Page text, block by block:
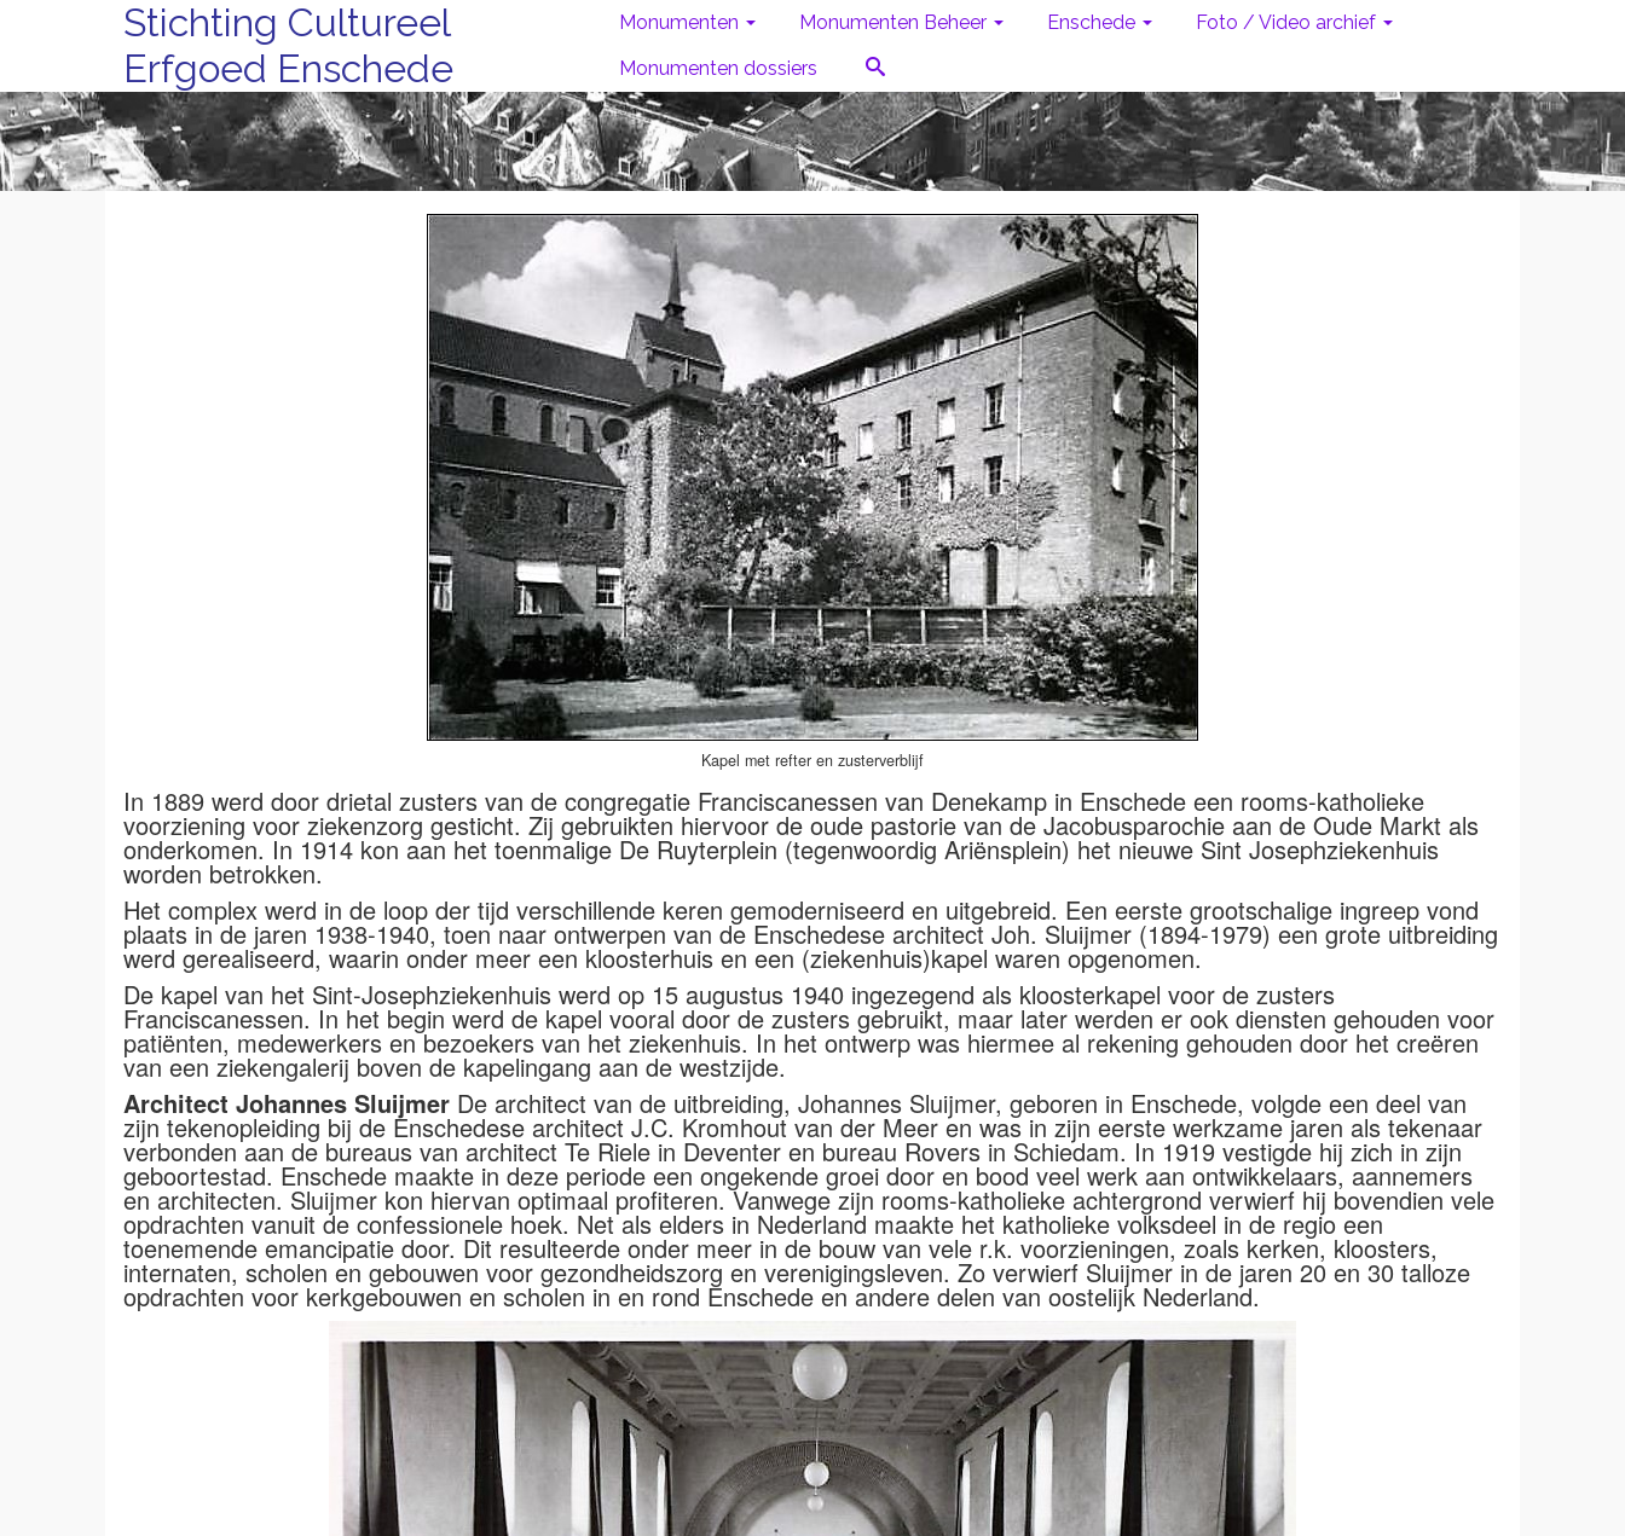
Stichting Cultureel
Erfgoed Enschede
Monumenten Monumenten Beheer Enschede
Foto / Video archief
Monumenten dossiers
Kapel met refter en zusterverblijf
In 1889 werd door drietal zusters van de congregatie Franciscanessen van Denekamp in Enschede een rooms-katholieke
voorziening voor ziekenzorg gesticht. Zij gebruikten hiervoor de oude pastorie van de Jacobusparochie aan de Oude Markt als
onderkomen. In 1914 kon aan het toenmalige De Ruyterplein (tegenwoordig Ariënsplein) het nieuwe Sint Josephziekenhuis
worden betrokken.
Het complex werd in de loop der tijd verschillende keren gemoderniseerd en uitgebreid. Een eerste grootschalige ingreep vond
plaats in de jaren 1938-1940, toen naar ontwerpen van de Enschedese architect Joh. Sluijmer (1894-1979) een grote uitbreiding
werd gerealiseerd, waarin onder meer een kloosterhuis en een (ziekenhuis)kapel waren opgenomen.
De kapel van het Sint-Josephziekenhuis werd op 15 augustus 1940 ingezegend als kloosterkapel voor de zusters
Franciscanessen. In het begin werd de kapel vooral door de zusters gebruikt, maar later werden er ook diensten gehouden voor
patiënten, medewerkers en bezoekers van het ziekenhuis. In het ontwerp was hiermee al rekening gehouden door het creëren
van een ziekengalerij boven de kapelingang aan de westzijde.
Architect Johannes Sluijmer De architect van de uitbreiding, Johannes Sluijmer, geboren in Enschede, volgde een deel van
zijn tekenopleiding bij de Enschedese architect J.C. Kromhout van der Meer en was in zijn eerste werkzame jaren als tekenaar
verbonden aan de bureaus van architect Te Riele in Deventer en bureau Rovers in Schiedam. In 1919 vestigde hij zich in zijn
geboortestad. Enschede maakte in deze periode een ongekende groei door en bood veel werk aan ontwikkelaars, aannemers
en architecten. Sluijmer kon hiervan optimaal profiteren. Vanwege zijn rooms-katholieke achtergrond verwierf hij bovendien vele
opdrachten vanuit de confessionele hoek. Net als elders in Nederland maakte het katholieke volksdeel in de regio een
toenemende emancipatie door. Dit resulteerde onder meer in de bouw van vele r.k. voorzieningen, zoals kerken, kloosters,
internaten, scholen en gebouwen voor gezondheidszorg en verenigingsleven. Zo verwierf Sluijmer in de jaren 20 en 30 talloze
opdrachten voor kerkgebouwen en scholen in en rond Enschede en andere delen van oostelijk Nederland.